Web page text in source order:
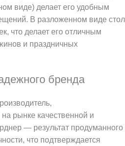
виде) делает его удобным
В разложенном виде стол
что делает его отличным
и праздничных
бренда
рынке качественной и
— результат продуманного
что подтверждается